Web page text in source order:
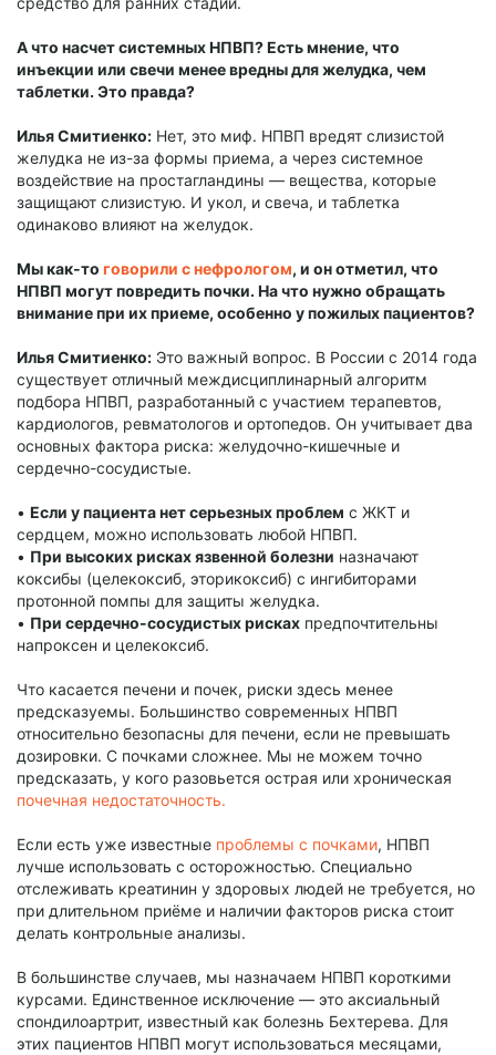
А что насчет системных НПВП? Есть мнение, что
инъекции или свечи менее вредны для желудка, чем
таблетки. Это правда?
Илья Смитиенко: Нет, это миф. НПВП вредят слизистой
желудка не из-за формы приема, а через системное
воздействие на простагландины — вещества, которые
защищают слизистую. И укол, и свеча, и таблетка
одинаково влияют на желудок.
Мы как-то говорили с нефрологом, и он отметил, что
НПВП могут повредить почки. На что нужно обращать
внимание при их приеме, особенно у пожилых пациентов?
Илья Смитиенко: Это важный вопрос. В России с 2014 года
существует отличный междисциплинарный алгоритм
подбора НПВП, разработанный с участием терапевтов,
кардиологов, ревматологов и ортопедов. Он учитывает два
основных фактора риска: желудочно-кишечные и
сердечно-сосудистые.
• Если у пациента нет серьезных проблем с ЖКТ и
сердцем, можно использовать любой НПВП.
• При высоких рисках язвенной болезни назначают
коксибы (целекоксиб, эторикоксиб) с ингибиторами
протонной помпы для защиты желудка.
• При сердечно-сосудистых рисках предпочтительны
напроксен и целекоксиб.
Что касается печени и почек, риски здесь менее
предсказуемы. Большинство современных НПВП
относительно безопасны для печени, если не превышать
дозировки. С почками сложнее. Мы не можем точно
предсказать, у кого разовьется острая или хроническая
почечная недостаточность.
Если есть уже известные проблемы с почками, НПВП
лучше использовать с осторожностью. Специально
отслеживать креатинин у здоровых людей не требуется, но
при длительном приёме и наличии факторов риска стоит
делать контрольные анализы.
В большинстве случаев, мы назначаем НПВП короткими
курсами. Единственное исключение — это аксиальный
спондилоартрит, известный как болезнь Бехтерева. Для
этих пациентов НПВП могут использоваться месяцами,